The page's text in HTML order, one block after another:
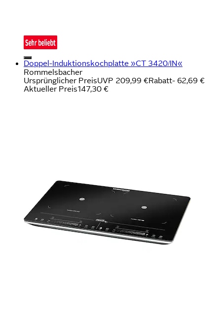
Doppel-Induktionskochplatte »CT 3420/IN«
Rommelsbacher
Ursprünglicher PreisUVP 209,99 €Rabatt- 62,69 €
Aktueller Preis147,30 €